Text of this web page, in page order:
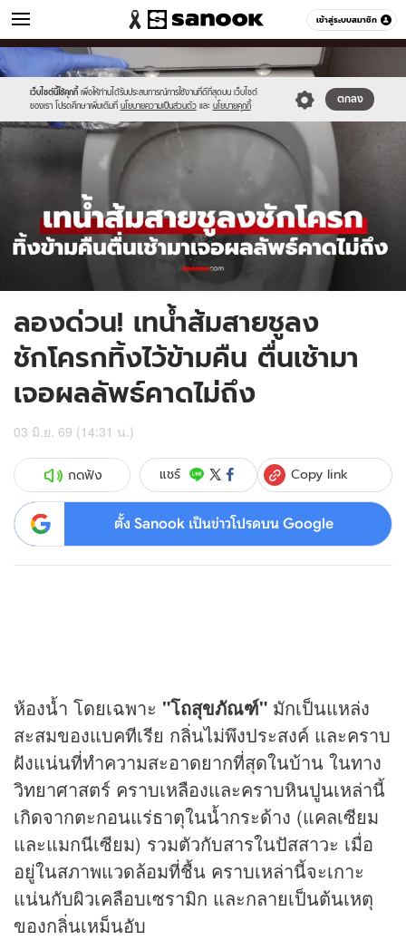
เข้าสู่ระบบสมาชิก
ผู้หญิง หมวดอื่นๆ
เว็บไซต์นี้ใช้คุกกี้ เพื่อให้ท่านได้รับประสบการณ์การใช้งานที่ดีที่สุดบน เว็บไซต์
ของเรา โปรดศึกษาเพิ่มเติมที่ นโยบายความเป็นส่วนตัว และ นโยบายคุกกี้
ตกลง
Sanook
//s.isanook.com/sr/0/images/logo-
new-
sanook.png
600
60
//s.isanook.com/wo/0/ud/53/269989/45.jpg
ลองด่วน! เทน้ำส้มสายชูลง
ชักโครกทิ้งไว้ข้ามคืน ตื่นเช้ามา
เจอผลลัพธ์คาดไม่ถึง
03 มิ.ย. 69 (14:31 น.)
กดฟัง แชร์ Copy link
ตั้ง Sanook เป็นข่าวโปรดบน Google
ห้องน้ำ โดยเฉพาะ "โถสุขภัณฑ์" มักเป็นแหล่ง
สะสมของแบคทีเรีย กลิ่นไม่พึงประสงค์ และคราบ
ฝังแน่นที่ทำความสะอาดยากที่สุดในบ้าน ในทาง
วิทยาศาสตร์ คราบเหลืองและคราบหินปูนเหล่านี้
เกิดจากตะกอนแร่ธาตุในน้ำกระด้าง (แคลเซียม
และแมกนีเซียม) รวมตัวกับสารในปัสสาวะ เมื่อ
อยู่ในสภาพแวดล้อมที่ชื้น คราบเหล่านี้จะเกาะ
แน่นกับผิวเคลือบเซรามิก และกลายเป็นต้นเหตุ
ของกลิ่นเหม็นอับ